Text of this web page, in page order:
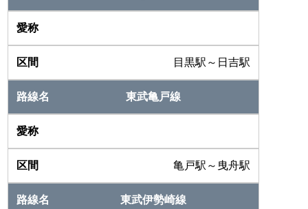
目黒駅～日吉駅
東武亀戸線
亀戸駅～曳舟駅
東武伊勢崎線